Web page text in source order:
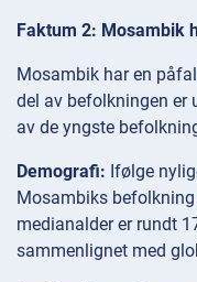
Faktum 2: Mosambik
Mosambik har en
del av befolkningen er
av de yngste
Demografi: Ifølge
Mosambiks
medianalder er rundt
sammenlignet med